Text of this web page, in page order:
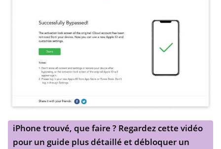
iPhone trouvé, que faire ? Regardez cette vidéo
pour un guide plus détaillé et débloquer un